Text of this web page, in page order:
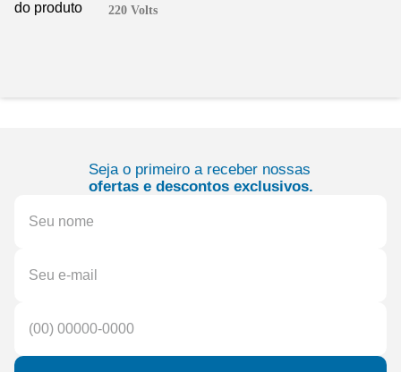
220 Volts
Seja o primeiro a receber nossas
ofertas e descontos exclusivos.